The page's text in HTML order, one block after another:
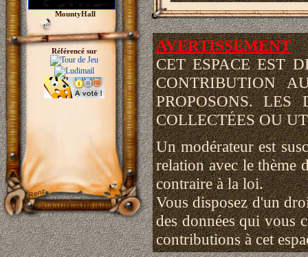
MountyHall
Référencé sur
AVERTISSEMENT
CET ESPACE EST
CONTRIBUTION
PROPOSONS.
COLLECTÉES OU
Un modérateur est
relation avec le thème
contraire à la loi.
Vous disposez d'un
des données qui vous
contributions à cet